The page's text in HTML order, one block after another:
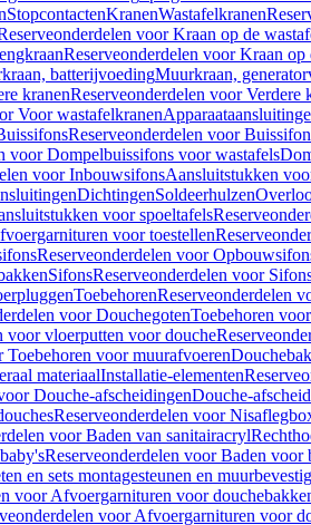
StopcontactenKranenWastafelkranen
voor Kraan op de
Reserveonderdelen voor Kraan
batterijvoedingMuurkraan,
kranenReserveonderdelen voor Verdere
Voor wastafelkranen
Reserveonderdelen voor
voor Dompelbuissifons voor wastafels
voor InbouwsifonsAansluitstukken
DichtingenSoldeerhulzen
voor spoeltafels
voor toestellen
Reserveonderdelen voor
SifonsReserveonderdelen voor
ToebehorenReserveonderdelen
voor DouchegotenToebehoren
voor vloerputten voor douche
Toebehoren voor muurafvoeren
materiaalInstallatie-elementen
Douche-afscheidingenDouche-
Reserveonderdelen voor
voor Baden van sanitairacryl
Reserveonderdelen voor Baden voor
en sets montagesteunen en
voor Afvoergarnituren voor
voor Afvoergarnituren voor